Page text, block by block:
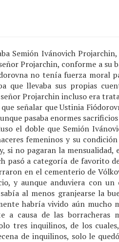
Semión Ivánovich
Projarchin, conforme a su
no tenía fuerza moral
que llevaba sus propias
Projarchin incluso era
señalar que Ustinia
pasaba enormes
el doble que Semión
femeninos y su
si no pagaran la mensualidad,
pasó a categoría de favorito
en el cementerio de
y aunque anduviera con un
al menos granjearse la
habría vivido aún mucho
causa de las borracheras
tres inquilinos, de los
de inquilinos, solo le